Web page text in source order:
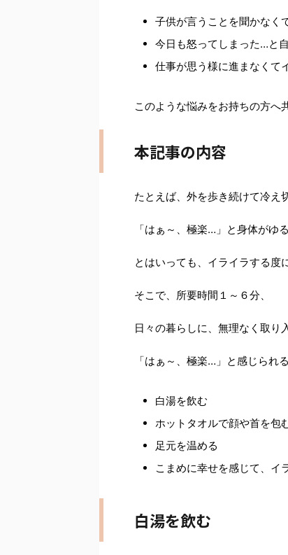
子供が言うことを聞かなく
今日も怒ってしまった…と
仕事が思う様に進まなくて
このような悩みをお持ちの方へ
本記事の内容
たとえば、外を歩き続けて冷え
「はぁ～、極楽…」と身体がゆ
とはいっても、イライラする度
そこで、所要時間１～６分、
日々の暮らしに、無理なく取り
「はぁ～、極楽…」と感じられ
白湯を飲む
ホットタオルで顔や首を包
足元を温める
こまめに幸せを感じて、イ
白湯を飲む